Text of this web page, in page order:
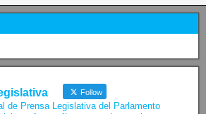
Follow
de Prensa Legislativa del Parlamento